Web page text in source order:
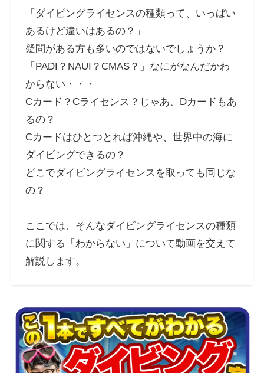
「ダイビングライセンスの種類って、いっぱい
あるけど違いはあるの？」
疑問がある方も多いのではないでしょうか？
「PADI？NAUI？CMAS？」なにがなんだかわ
からない・・・
Cカード？Cライセンス？じゃあ、Dカードもあ
るの？
Cカードはひとつとれば沖縄や、世界中の海に
ダイビングできるの？
どこでダイビングライセンスを取っても同じな
の？
ここでは、そんなダイビングライセンスの種類
に関する「わからない」について動画を交えて
解説します。